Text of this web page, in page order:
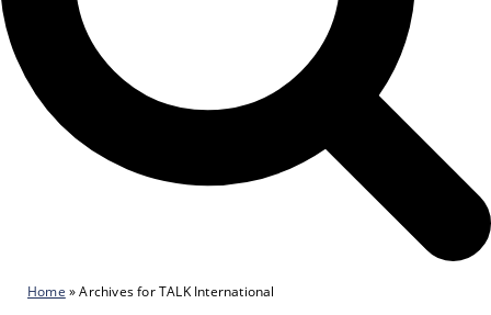
Home »Archives for TALK International